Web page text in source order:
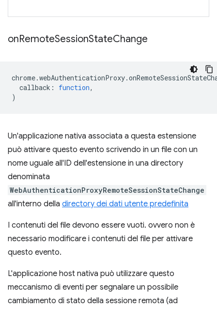
onRemoteSessionStateChange
chrome.webAuthenticationProxy.
callback : function,
)
Un'applicazione nativa associata a questa estensione
può attivare questo evento scrivendo in un file con un
nome uguale all'ID dell'estensione in una directory
denominata
WebAuthenticationProxyRemoteSessionStateChange
all'interno della directory dei dati utente predefinita
I contenuti del file devono essere vuoti. ovvero non è
necessario modificare i contenuti del file per attivare
questo evento.
L'applicazione host nativa può utilizzare questo
meccanismo di eventi per segnalare un possibile
cambiamento di stato della sessione remota (ad